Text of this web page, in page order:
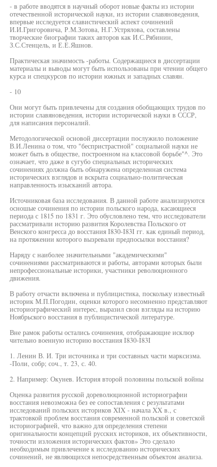
- в работе вводятся в научный оборот новые факты из истории
отечественной исторической науки, из истории славяноведения,
впервые исследуется славистический аспект сочинений
И.И.Григоровича, Р.М.Зотова, Н.Г.Устрялова, составлены
творческие биографии таких авторов как И.С.Рябинин,
З.С.Стенцель, и Е.Е.Яшнов.
Практическая значимость -работы. Содержащиеся в диссертации
материалы и выводы могут быть использованы при чтении общего
курса и спецкурсов по истории южных и западных славян.
- 10
Они могут быть привлечены для создания обобщающих трудов по
истории славяноведения, истории исторической науки в СССР,
для написания персоналий.
Методологической основой диссертации послужило положение
В.И.Ленина о том, что "беспристрастной" социальной науки не
может быть в обществе, построенном на классовой борьбе"^. Это
означает, что даже в сугубо специальных исторических
сочинениях должна быть обнаружена определенная система
исторических взглядов и вскрыта социально-политическая
направленность изысканий автора.
Источниковая база исследования. В данной работе анализируются
осношые сочинения по истории польского народа, касающиеся
периода с 1815 по 1831 г. Это обусловлено тем, что исследователи
рассматривали историю развития Королевства Польского от
Венского конгресса до восстания I830-I83I гг. как единый период,
на протяжении которого вызревали предпосылки восстания?
Наряду с наиболее значительными "академическими"
сочинениями рассматриваются и работы, авторами которых были
непрофессиональные историки, участники революционного
движения.
В работу отчасти включена и публицистика, поскольку известный
историк М.П.Погодин, оценки которого несомненно представляют
историографический интерес, выразил свои взгляды на историю
Ноябрьского восстания в публицистической литературе.
Вне рамок работы остались сочинения, отображающие исклюр
чительно военную историю восстания I830-I83I
1. Ленин В. И. Три источника и три составных части марксизма.
-Поли, собр; соч., т. 23, с. 40.
2. Например: Окунев. История второй половины польской войны
Оценка развития русской дореволюционной историографии
восстания невозможна без ее сопоставления с результатами
исследований польских историков XIX - начала XX в., с
трактовкой проблем восстания современной польской и советской
историографией, что важно для определения степени
оригинальности концепций русских историков, их объективности,
точности изложения исторических фактов» Это сделало
необходимым привлечение к исследованию исторических
сочинений, не являющихся непосредственным объектом анализа.